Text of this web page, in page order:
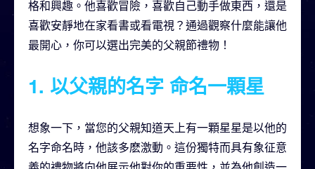
格和興趣。他喜歡冒險，喜歡自己動手做東西，還是
喜歡安靜地在家看書或看電視？通過觀察什麼能讓他
最開心，你可以選出完美的父親節禮物！
1. 以父親的名字 命名一顆星
想象一下，當您的父親知道天上有一顆星星是以他的
名字命名時，他該多麽激動。這份獨特而具有象征意